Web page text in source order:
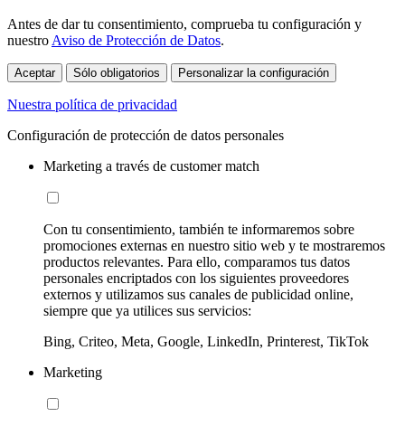
Antes de dar tu consentimiento, comprueba tu configuración y
nuestro Aviso de Protección de Datos.
Aceptar Sólo obligatorios Personalizar la configuración
Nuestra política de privacidad
Configuración de protección de datos personales
Marketing a través de customer match
Con tu consentimiento, también te informaremos sobre
promociones externas en nuestro sitio web y te mostraremos
productos relevantes. Para ello, comparamos tus datos
personales encriptados con los siguientes proveedores
externos y utilizamos sus canales de publicidad online,
siempre que ya utilices sus servicios:
Bing, Criteo, Meta, Google, LinkedIn, Printerest, TikTok
Marketing